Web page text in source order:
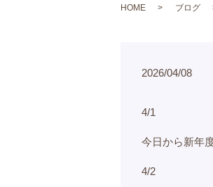
HOME ブログ
2026/04/08
4/1
今日から新年
4/2